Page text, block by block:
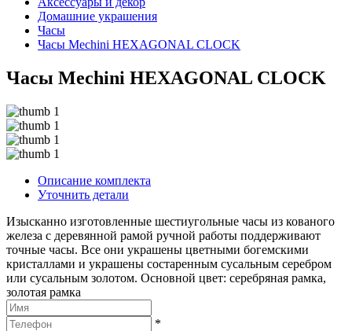
Домашние украшения
Часы
Часы Mechini HEXAGONAL CLOCK
Часы Mechini HEXAGONAL CLOCK
Описание комплекта
Уточнить детали
Изысканно изготовленные шестиугольные часы из кованого
железа с деревянной рамой ручной работы поддерживают
точные часы. Все они украшены цветными богемскими
кристаллами и украшены состаренным сусальным серебром
или сусальным золотом. Основной цвет: серебряная рамка,
золотая рамка
*